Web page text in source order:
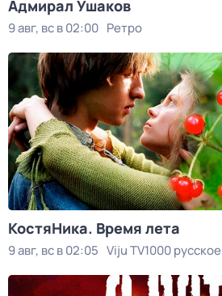
Адмирал Ушаков
9 авг, вс в 02:00 Ретро
КостяНика. Время лета
9 авг, вс в 02:05 Viju TV1000 русское